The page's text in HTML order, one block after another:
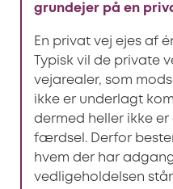
grundejer på en
En privat vej ejes af
Typisk vil de private
vejarealer, som
ikke er underlagt
dermed heller ikke
færdsel. Derfor
hvem der har
vedligeholdelsen